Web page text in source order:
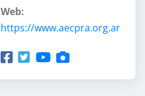
Web:
https://www.aecpra.org.ar